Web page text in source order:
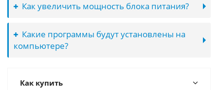
Как увеличить мощность блока питания?
Какие программы будут установлены на
компьютере?
Как купить